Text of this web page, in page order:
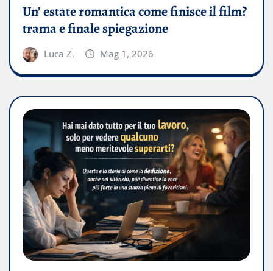
Un’ estate romantica come finisce il film?
trama e finale spiegazione
Luca Z. Mag 1, 2026